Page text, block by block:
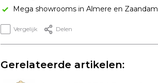
Mega showrooms in Almere en Zaandam
Vergelijk Delen
Gerelateerde artikelen: